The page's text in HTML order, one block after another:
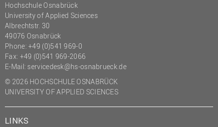
Hochschule Osnabrück
University of Applied Sciences
Albrechtstr. 30
49076 Osnabrück
Phone: +49 (0)541 969-0
Fax: +49 (0)541 969-2066
E-Mail: servicedesk@hs-osnabrueck.de
© 2026 HOCHSCHULE OSNABRÜCK
UNIVERSITY OF APPLIED SCIENCES
LINKS